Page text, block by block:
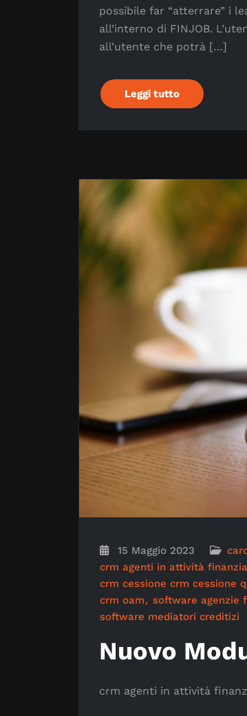
possibile far “atterrare” i
all’interno di FINJOB.
all’utente che potrà […]
Leggi tutto
15 Maggio 2023
crm agenti in attività
crm cessione crm cessione
crm oam
software agenzie
software mediatori creditizi
Nuovo
crm agenti in attività